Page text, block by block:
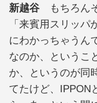
新越谷
もちろん
「来賓用スリッ
にわかっちゃうん
なのか、というこ
か、というのが同
てたけど、IPPON